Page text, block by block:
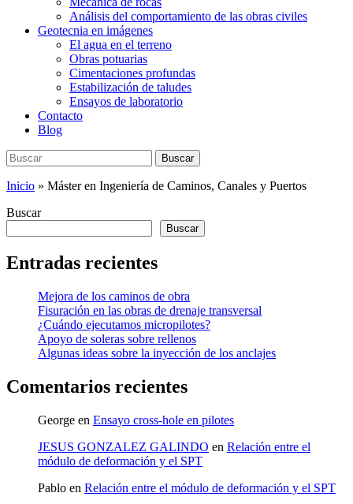
Análisis del comportamiento de las obras civiles
Geotecnia en imágenes
El agua en el terreno
Obras potuarias
Cimentaciones profundas
Estabilización de taludes
Ensayos de laboratorio
Contacto
Blog
Buscar:
Buscar
Inicio » Máster en Ingeniería de Caminos, Canales y Puertos
Buscar
Buscar
Entradas recientes
Mejora de los caminos de obra
Fisuración en las obras de drenaje transversal
¿Cuándo ejecutamos micropilotes?
Apoyo de soleras sobre rellenos
Algunas ideas sobre la inyección de los anclajes
Comentarios recientes
George en Ensayo cross-hole en pilotes
JESUS GONZALEZ GALINDO en Relación entre el
módulo de deformación y el SPT
Pablo en Relación entre el módulo de deformación y el SPT